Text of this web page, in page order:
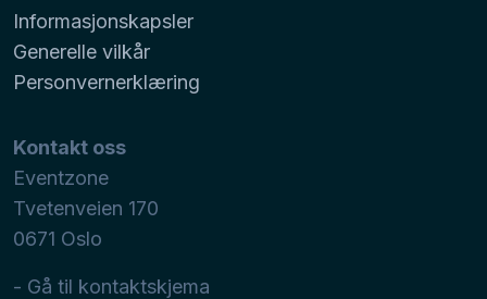
Informasjonskapsler
Generelle vilkår
Personvernerklæring
Kontakt oss
Eventzone
Tvetenveien 170
0671 Oslo
- Gå til kontaktskjema